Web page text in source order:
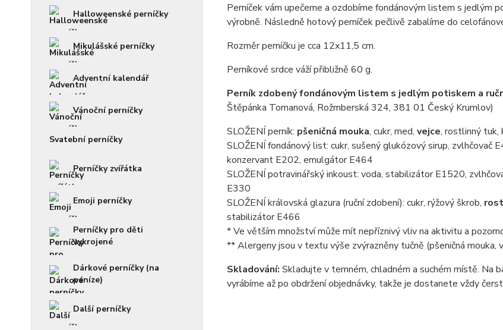
Halloweenské perníčky
Mikulášské perníčky
Adventní kalendář
Vánoční perníčky
Svatební perníčky
Perníčky zvířátka
Emoji perníčky
Perníčky pro děti
vykrojené
Dárkové perníčky (na
peníze)
Další perníčky
Perníček vám upečeme a ozdobíme fondánovým listem s jedlým
výrobně. Následně hotový perníček pečlivě zabalíme do
Rozměr perníčku je cca 12x11,5 cm.
Perníkové srdce váží přibližně 60 g.
Perník zdobený fondánovým listem s jedlým potiskem a
Štěpánka Tomanová, Rožmberská 324, 381 01 Český Krumlov)
SLOŽENÍ perník: pšeničná mouka, cukr, med, vejce, rostlinný tuk,
SLOŽENÍ fondánový list: cukr, sušený glukózový sirup,
konzervant E202, emulgátor E464
SLOŽENÍ potravinářský inkoust: voda, stabilizátor E1520,
E330
SLOŽENÍ královská glazura (ruční zdobení): cukr, rýžový škrob,
stabilizátor E466
* Ve větším množství může mít nepříznivý vliv na aktivitu a
** Alergeny jsou v textu výše zvýrazněny tučně (pšeničná mouka,
Skladování: Skladujte v temném, chladném a suchém místě. Na
vyrábíme až po obdržení objednávky, takže je dostanete vždy